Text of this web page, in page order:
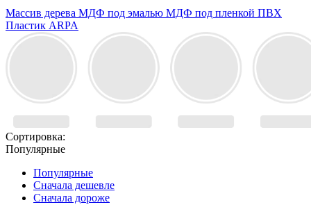
Массив дерева МДФ под эмалью МДФ под пленкой ПВХ
Пластик ARPA
Сортировка:
Популярные
Популярные
Сначала дешевле
Сначала дороже